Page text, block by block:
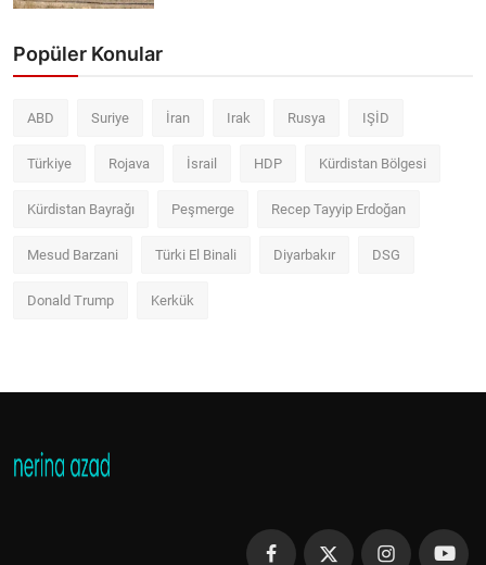
Popüler Konular
ABD Suriye İran Irak Rusya IŞİD
Türkiye Rojava İsrail HDP Kürdistan Bölgesi
Kürdistan Bayrağı Peşmerge Recep Tayyip Erdoğan
Mesud Barzani Türki El Binali Diyarbakır DSG
Donald Trump Kerkük